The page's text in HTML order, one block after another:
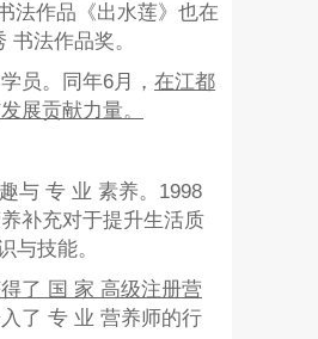
法作品《出水莲》也在
法作品奖。
员。同年6月， 在江都
展贡献力量。
与 专 业 素养。1998
补充对于提升生活质
与技能。
了 国 家 高级注册营
了 专 业 营养师的行